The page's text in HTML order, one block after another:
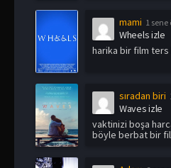
mami 1 sene
Wheels izle
harika bir film ters
sıradan biri
Waves izle
vaktinizi boşa
böyle berbat bir